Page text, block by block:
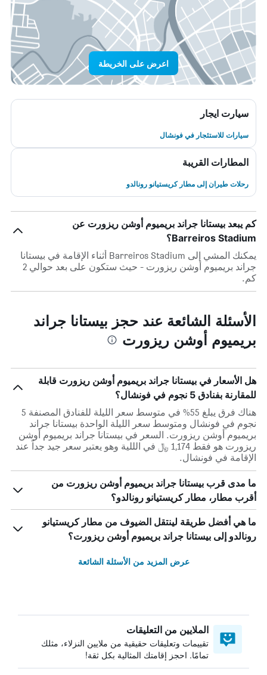
اعرض على الخريطة
سيارت ايجار
سيارات للاستئجار في فونشال
المطارات القريبة
رحلات طيران إلى مطار كريستيانو رونالدو
كم يبعد بيستانا جراند بريميوم أوشن ريزورت عن
Barreiros Stadium؟
يمكنك المشي إلى Barreiros Stadium أثناء الإقامة في بيستانا
جراند بريميوم أوشن ريزورت - حيث ستكون على بعد حوالي 2
كم.
الأسئلة الشائعة عند حجز بيستانا جراند
بريميوم أوشن ريزورت
هل الأسعار في بيستانا جراند بريميوم أوشن ريزورت قابلة
للمقارنة بفنادق 5 نجوم في فونشال؟
هناك فرق يبلغ 55% في متوسط ​​سعر الليلة للفنادق المصنفة 5
نجوم في فونشال ومتوسط ​​سعر الليلة الواحدة بيستانا جراند
بريميوم أوشن ريزورت. السعر في بيستانا جراند بريميوم أوشن
ريزورت هو فقط 1,174 ﷼ في الللية وهو يعتبر سعر جيد جداً عند
الإقامة في فونشال.
ما مدى قرب بيستانا جراند بريميوم أوشن ريزورت من
أقرب مطار، مطار كريستيانو رونالدو؟
ما هي أفضل طريقة لينتقل الضيوف من مطار كريستيانو
رونالدو إلى بيستانا جراند بريميوم أوشن ريزورت؟
عرض المزيد من الأسئلة الشائعة
الملايين من التعليقات
تقييمات وتعليقات حقيقية من ملايين النزلاء، مثلك
تمامًا. احجز إقامتك المثالية بكل ثقة!